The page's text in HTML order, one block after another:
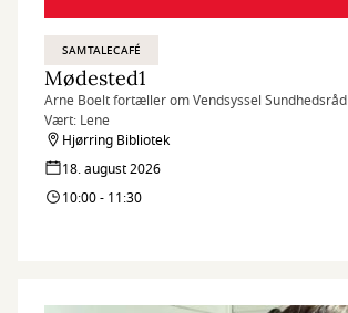
SAMTALECAFÉ
Mødested1
Arne Boelt fortæller om Vendsyssel Sundhedsråd
Vært: Lene
Hjørring Bibliotek
18. august 2026
10:00 - 11:30